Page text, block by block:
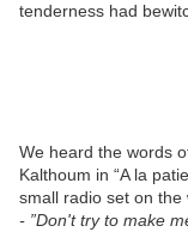
tenderness had
We heard the words
Kalthoum in “A la
small radio set on the
- ”Don't try to make